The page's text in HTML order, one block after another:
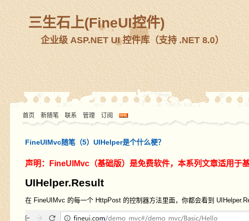
三生石上(FineUI控件)
企业级 ASP.NET UI 控件库（支持 .NET 8.0）
首页 新随笔 联系 管理 订阅
FineUIMvc随笔（5）UIHelper是个什么梗？
声明：FineUIMvc（基础版）是免费软件，本系列文章适用于基
UIHelper.Result
在 FineUIMvc 的每一个 HttpPost 的控制器方法里面，你都会看到